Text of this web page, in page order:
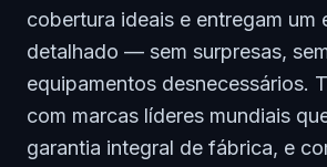
cobertura ideais e entregam um
detalhado — sem surpresas,
equipamentos desnecessários.
com marcas líderes mundiais
garantia integral de fábrica, e